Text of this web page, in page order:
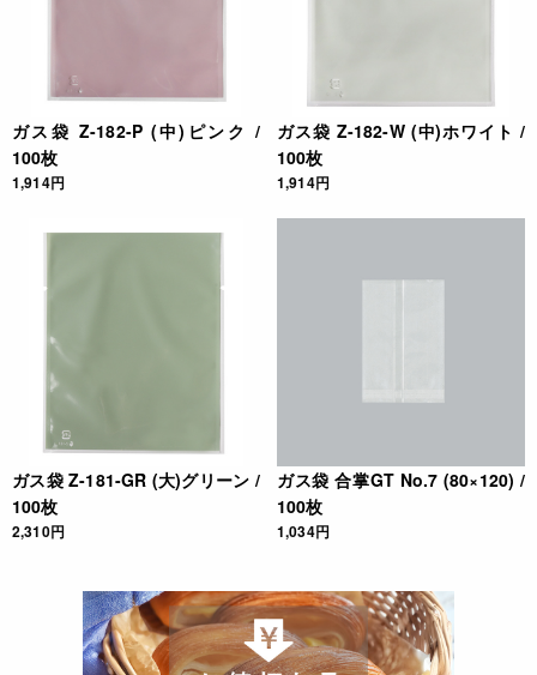
ガス袋 Z-182-P (中)ピンク /
100枚
1,914円
ガス袋 Z-182-W (中)ホワイト /
100枚
1,914円
ガス袋 Z-181-GR (大)グリーン /
100枚
2,310円
ガス袋 合掌GT No.7 (80×120) /
100枚
1,034円